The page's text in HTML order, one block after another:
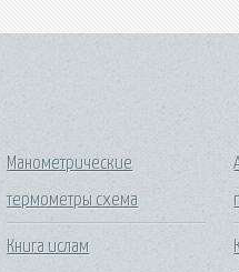
Манометрические
термометры схема
Книга ислам